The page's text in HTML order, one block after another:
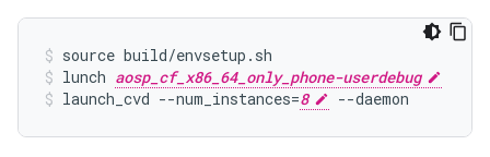
source build/envsetup.sh
lunch aosp_cf_x86_64_only_phone-userdebug
launch_cvd --num_instances=8 --daemon